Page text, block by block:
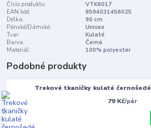
Číslo produktu:
VTK6017
EAN kód:
8594031456025
Délka:
90 cm
Pánské/Dámské:
Unisex
Tvar:
Kulaté
Barva:
Černá
Materiál:
100% polyester
Podobné produkty
Trekové tkaničky kulaté černošedé
79 Kč/pár